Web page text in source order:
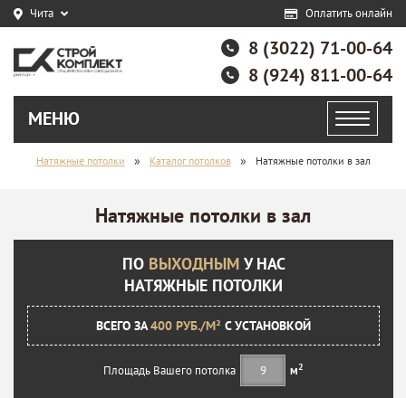
Чита Оплатить онлайн
8 (3022) 71-00-64
8 (924) 811-00-64
МЕНЮ
Натяжные потолки » Каталог потолков » Натяжные потолки в зал
Натяжные потолки в зал
ПО ВЫХОДНЫМУ НАС
НАТЯЖНЫЕ ПОТОЛКИ
ВСЕГО ЗА400 РУБ./М² С УСТАНОВКОЙ
Площадь Вашего потолка м2